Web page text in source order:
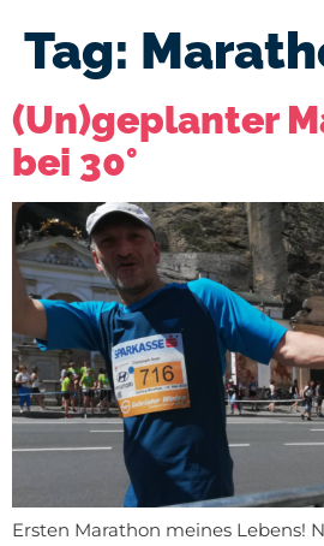
Tag:
(Un)geplanter
bei 30°
Ersten Marathon meines Lebens!